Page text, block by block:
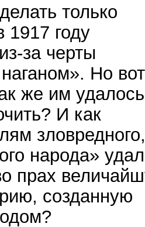
только
1917 году
за черты
Но вот
же им удалось
И как
народа»
прах
созданную